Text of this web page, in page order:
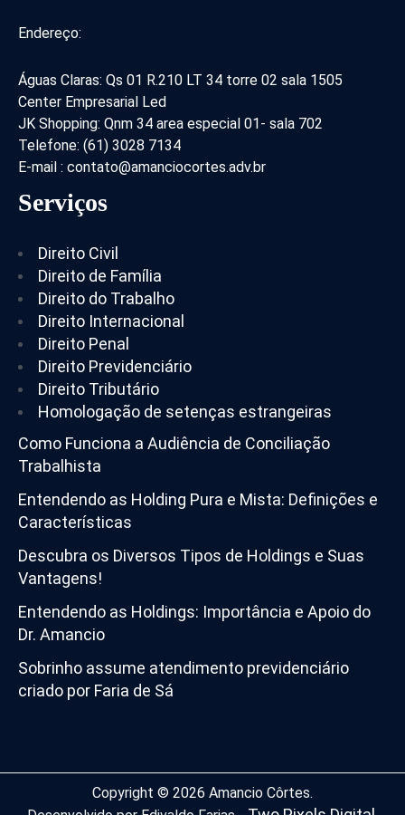
Endereço:
Águas Claras: Qs 01 R.210 LT 34 torre 02 sala 1505
Center Empresarial Led
JK Shopping: Qnm 34 area especial 01- sala 702
Telefone: (61) 3028 7134
E-mail : contato@amanciocortes.adv.br
Serviços
Direito Civil
Direito de Família
Direito do Trabalho
Direito Internacional
Direito Penal
Direito Previdenciário
Direito Tributário
Homologação de setenças estrangeiras
Como Funciona a Audiência de Conciliação
Trabalhista
Entendendo as Holding Pura e Mista: Definições e
Características
Descubra os Diversos Tipos de Holdings e Suas
Vantagens!
Entendendo as Holdings: Importância e Apoio do
Dr. Amancio
Sobrinho assume atendimento previdenciário
criado por Faria de Sá
Copyright © 2026 Amancio Côrtes.